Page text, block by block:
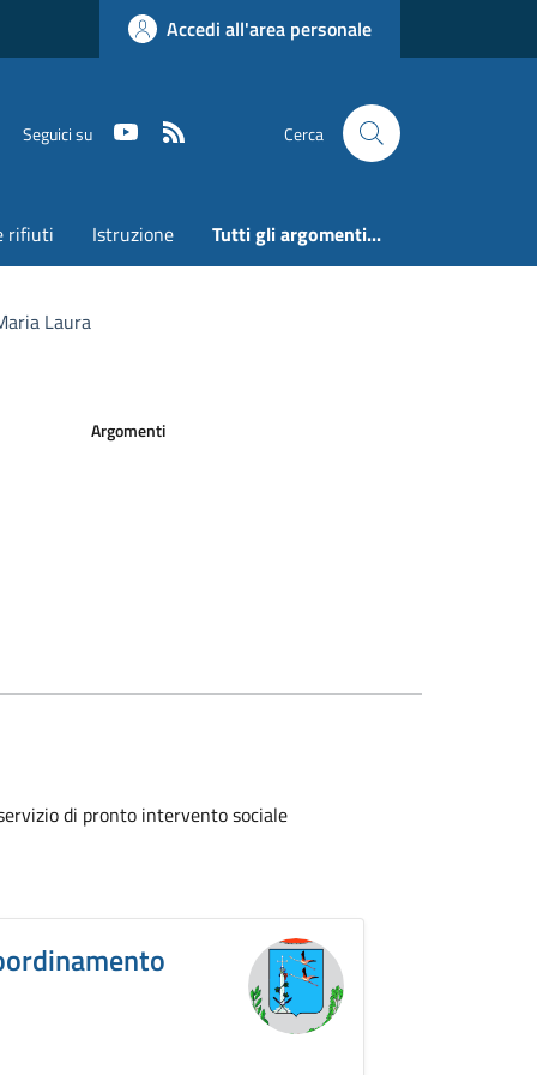
Accedi all'area personale
Seguici su Youtube Cerca
rifiuti Istruzione Tutti gli argomenti...
Laura
Argomenti
di pronto intervento sociale